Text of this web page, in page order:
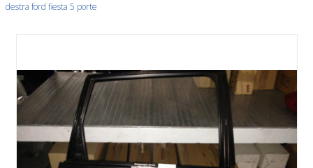
destra ford fiesta 5 porte